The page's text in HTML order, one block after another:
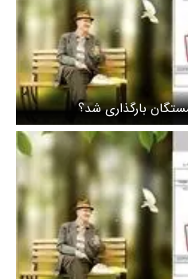
بارگذاری شد؟